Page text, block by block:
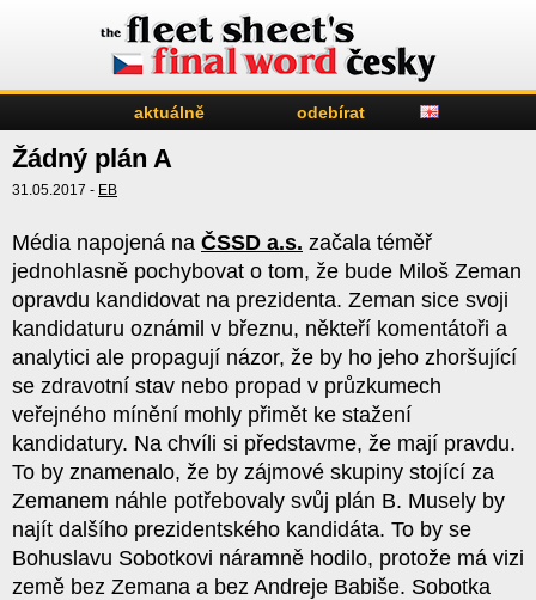
aktuálně odebírat
Žádný plán A
31.05.2017 - EB
Média napojená na ČSSD a.s. začala téměř
jednohlasně pochybovat o tom, že bude Miloš Zeman
opravdu kandidovat na prezidenta. Zeman sice svoji
kandidaturu oznámil v březnu, někteří komentátoři a
analytici ale propagují názor, že by ho jeho zhoršující
se zdravotní stav nebo propad v průzkumech
veřejného mínění mohly přimět ke stažení
kandidatury. Na chvíli si představme, že mají pravdu.
To by znamenalo, že by zájmové skupiny stojící za
Zemanem náhle potřebovaly svůj plán B. Musely by
najít dalšího prezidentského kandidáta. To by se
Bohuslavu Sobotkovi náramně hodilo, protože má vizi
země bez Zemana a bez Andreje Babiše. Sobotka